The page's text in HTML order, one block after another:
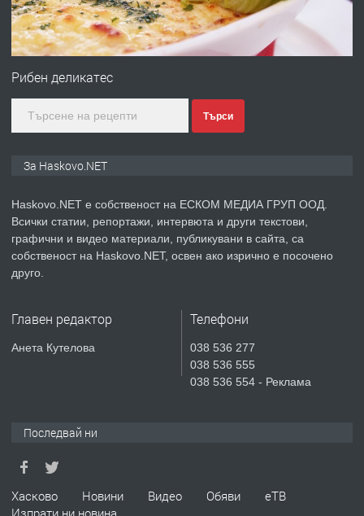
преди 3 дни
ПРЕДЛАГА
№4120 Магазин/Офис под наем в кв.
преди 4 дни
ПРЕДЛАГА
Продавам парцел в гр. Хасково кв.
СГЛОБЯВАНЕ НА МЕБЕЛИ.
апартамент под наем в кв.
Рибен деликатес
Търси
За Haskovo.NET
Haskovo.NET е собственост на ЕСКОМ МЕДИА ГРУП ООД.
Всички статии, репортажи, интервюта и други текстови,
графични и видео материали, публикувани в сайта, са
собственост на Haskovo.NET, освен ако изрично е посочено
друго.
Главен редактор
Анета Кутелова
Телефони
038 536 277
038 536 555
038 536 554 - Реклама
Последвай ни
Хасково Новини Видео Обяви
еТВ
Изпрати ни новина